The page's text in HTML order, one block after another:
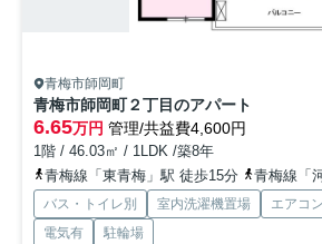
青梅市師岡町
青梅市師岡町２丁目のアパート
6.65万円 管理/共益費4,600円
1階 / 46.03㎡ / 1LDK /築8年
青梅線「東青梅」駅 徒歩15分
青梅線「
バス・トイレ別 室内洗濯機置場 エアコン
電気有
駐輪場